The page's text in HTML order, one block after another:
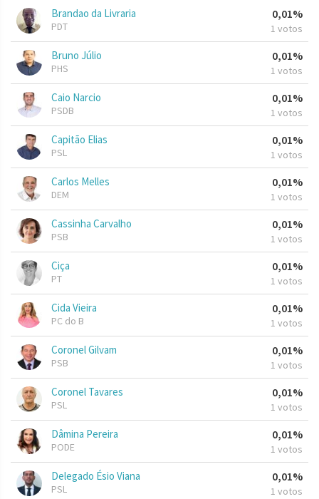
Brandao da Livraria
PDT
0,01%
1 votos
Bruno Júlio
PHS
0,01%
1 votos
Caio Narcio
PSDB
0,01%
1 votos
Capitão Elias
PSL
0,01%
1 votos
Carlos Melles
DEM
0,01%
1 votos
Cassinha Carvalho
PSB
0,01%
1 votos
Ciça
PT
0,01%
1 votos
Cida Vieira
PC do B
0,01%
1 votos
Coronel Gilvam
PSB
0,01%
1 votos
Coronel Tavares
PSL
0,01%
1 votos
Dâmina Pereira
PODE
0,01%
1 votos
Delegado Ésio Viana
PSL
0,01%
1 votos